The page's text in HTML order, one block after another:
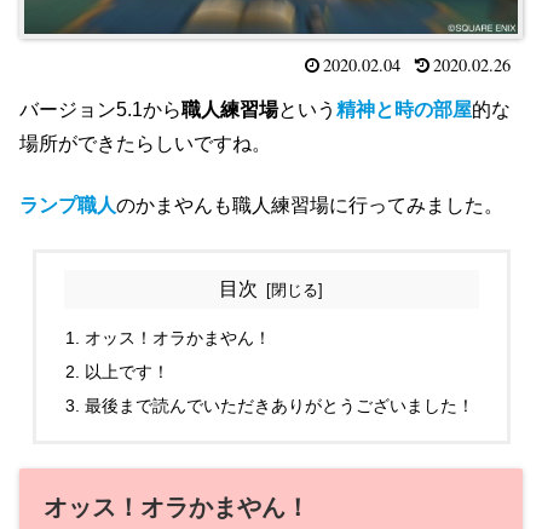
2020.02.04 2020.02.26
バージョン5.1から職人練習場という 精神と時の部屋的な
場所ができたらしいですね。
ランプ職人のかまやんも職人練習場に行ってみました。
目次
オッス！オラかまやん！
以上です！
最後まで読んでいただきありがとうございました！
オッス！オラかまやん！